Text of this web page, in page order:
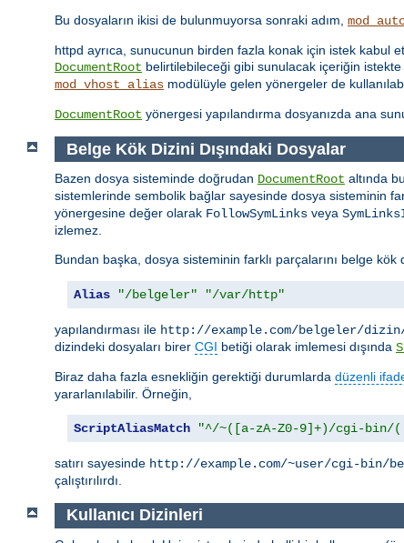
Bu dosyaların ikisi de bulunmuyorsa sonraki adım,
httpd ayrıca, sunucunun birden fazla konak için istek kabul
DocumentRoot belirtilebileceği gibi sunulacak içeriğin
mod_vhost_alias modülüyle gelen yönergeler de
DocumentRoot yönergesi yapılandırma dosyanızda ana
Belge Kök Dizini Dışındaki Dosyalar
Bazen dosya sisteminde doğrudan DocumentRoot altında
sistemlerinde sembolik bağlar sayesinde dosya sisteminin
yönergesine değer olarak FollowSymLinks veya
izlemez.
Bundan başka, dosya sisteminin farklı parçalarını belge kök
Alias "/belgeler" "/var/http"
yapılandırması ile http://example.com/belgeler/
dizindeki dosyaları birer CGI betiği olarak imlemesi dışında
Biraz daha fazla esnekliğin gerektiği durumlarda düzenli
yararlanılabilir. Örneğin,
ScriptAliasMatch "^/~([a-zA-Z0-9]+)/cgi-bin/
satırı sayesinde http://example.com/~user/cgi-bin/
çalıştırılırdı.
Kullanıcı Dizinleri